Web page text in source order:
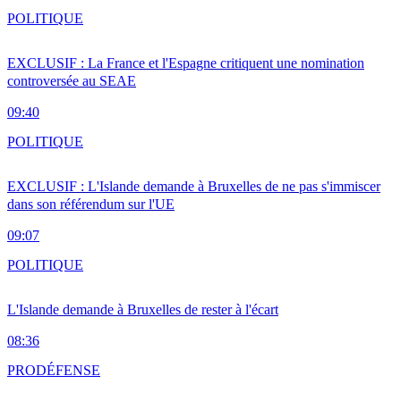
EXCLUSIF : La France et l'Espagne critiquent une nomination
controversée au SEAE
09:40
POLITIQUE
EXCLUSIF : L'Islande demande à Bruxelles de ne pas s'immiscer
dans son référendum sur l'UE
09:07
POLITIQUE
L'Islande demande à Bruxelles de rester à l'écart
08:36
POLITIQUE
PRODÉFENSE